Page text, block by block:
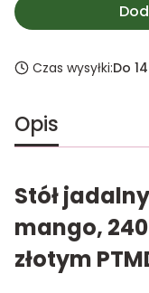
Czas wysyłki:Do
Opis
Stół
mango,
złotym